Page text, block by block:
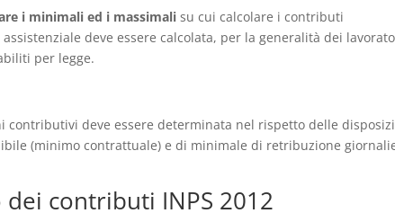
i minimali ed i massimalisu cui calcolare i contributi
deve essere calcolata, per la generalità dei
per legge.
contributivi deve essere determinata nel rispetto delle
(minimo contrattuale) e di minimale di retribuzione
contributi INPS 2012